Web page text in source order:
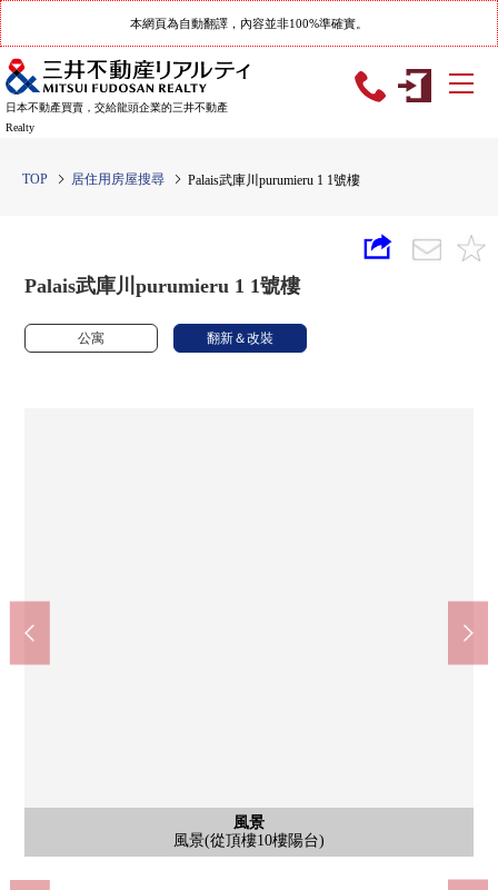
本網頁為自動翻譯，內容並非100%準確實。
日本不動產買賣，交給龍頭企業的三井不動產
Realty
TOP 居住用房屋搜尋 Palais武庫川purumieru 1 1號樓
Palais武庫川purumieru 1 1號樓
公寓 翻新＆改裝
風景
風景(從頂樓10樓陽台)
外觀
外觀(1983年7月建築Mansion)
風景
風景(從頂樓10樓陽台)
風景
風景(從頂樓10樓陽台)
廚房
廚房(2022年12月翻新已經)
廁所
廁所(2022年12月翻新已經)
室內
禮貌地使用和式房間(約6.0張塌塌米)
室內
禮貌地使用和式房間(約7.3張塌塌米)
公共汽車
治療1日的疲勞的浴室。
停車場
入口
是保養良好的整潔的入口。種植被給予，每天被感到自然。
外觀
外觀(1983年7月建築Mansion)
風景
風景(從頂樓10樓陽台)
外觀
外觀(1983年7月建築Mansion)
外觀
外觀(1983年7月建築Mansion)
風景
風景(從頂樓10樓陽台)
風景
風景(從頂樓10樓陽台)
風景
風景(從頂樓10樓陽台)
陽台
是寬敞的風景良好度的陽台
泉屋(約1100m)
是日常習慣太陽中學(約670m)
武器庫北小學(約270m)